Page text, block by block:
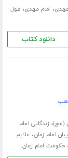
، امام مهدی، طول
دانلود کتاب
(عج)، زندگانی امام
امام زمان، علایم
،حکومت امام زمان